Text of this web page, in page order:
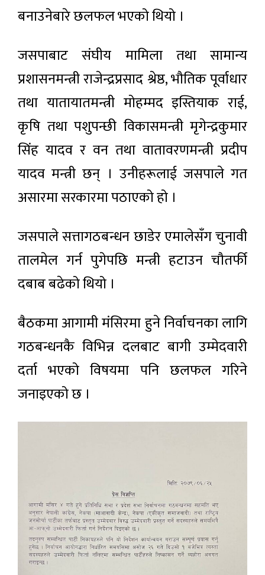
बनाउनेबारे छलफल भएको थियो ।
जसपाबाट संघीय मामिला तथा सामान्य
प्रशासनमन्त्री राजेन्द्रप्रसाद श्रेष्ठ, भौतिक पूर्वाधार
तथा यातायातमन्त्री मोहम्मद इस्तियाक राई,
कृषि तथा पशुपन्छी विकासमन्त्री मृगेन्द्रकुमार
सिंह यादव र वन तथा वातावरणमन्त्री प्रदीप
यादव मन्त्री छन् । उनीहरूलाई जसपाले गत
असारमा सरकारमा पठाएको हो ।
जसपाले सत्तागठबन्धन छाडेर एमालेसँग चुनावी
तालमेल गर्न पुगेपछि मन्त्री हटाउन चौतर्फी
दबाब बढेको थियो ।
बैठकमा आगामी मंसिरमा हुने निर्वाचनका लागि
गठबन्धनकै विभिन्न दलबाट बागी उम्मेदवारी
दर्ता भएको विषयमा पनि छलफल गरिने
जनाइएको छ ।